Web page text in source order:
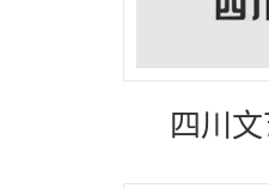
四川